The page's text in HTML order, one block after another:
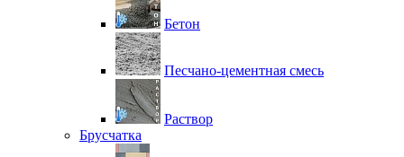
Бетон
Песчано-цементная смесь
Раствор
Брусчатка